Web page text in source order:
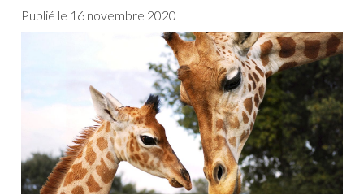
Publié le 16 novembre 2020